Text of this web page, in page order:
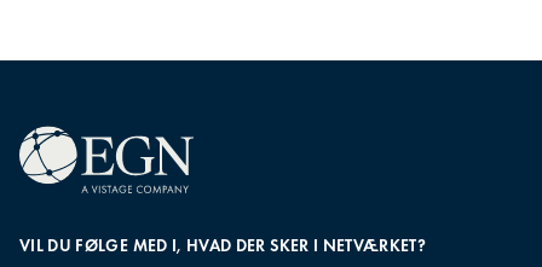
VIL DU FØLGE MED I, HVAD DER SKER I NETVÆRKET?